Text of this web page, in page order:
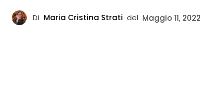
Di Maria Cristina Strati del Maggio 11, 2022